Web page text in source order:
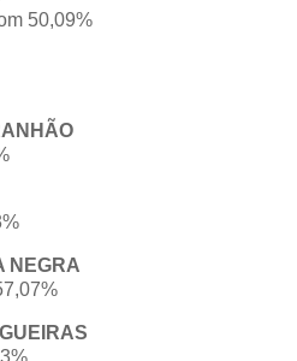
50,09%
NEGRA